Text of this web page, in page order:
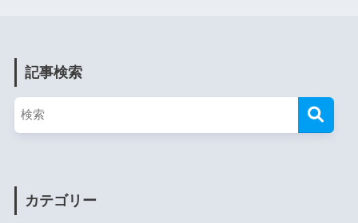
記事検索
カテゴリー